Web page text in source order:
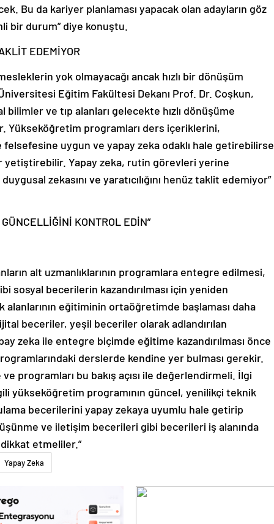
Bu da kariyer planlaması yapacak olan adayların göz
bir durum” diye konuştu.
EDEMİYOR
yok olmayacağı ancak hızlı bir dönüşüm
Eğitim Fakültesi Dekanı Prof. Dr. Coşkun,
ve tıp alanları gelecekte hızlı dönüşüme
Yükseköğretim programları ders içeriklerini,
felsefesine uygun ve yapay zeka odaklı hale getirebilirse
yetiştirebilir. Yapay zeka, rutin görevleri yerine
zekasını ve yaratıcılığını henüz taklit edemiyor”
KONTROL EDİN”
alt uzmanlıklarının programlara entegre edilmesi,
sosyal becerilerin kazandırılması için yeniden
eğitiminin ortaöğretimde başlaması daha
beceriler, yeşil beceriler olarak adlandırılan
zeka ile entegre biçimde eğitime kazandırılması önce
derslerde kendine yer bulması gerekir.
programları bu bakış açısı ile değerlendirmeli. İlgi
yükseköğretim programının güncel, yenilikçi teknik
becerilerini yapay zekaya uyumlu hale getirip
ve iletişim becerileri gibi becerileri iş alanında
etmeliler.”
Yapay Zeka